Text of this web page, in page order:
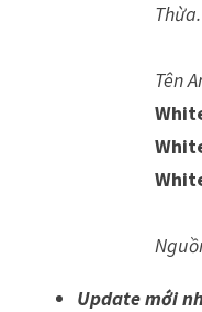
Thừa.
Tên
Update mới